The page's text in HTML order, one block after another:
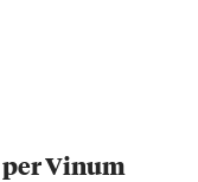
Vinum